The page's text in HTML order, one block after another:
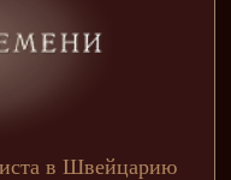
в Швейцарию